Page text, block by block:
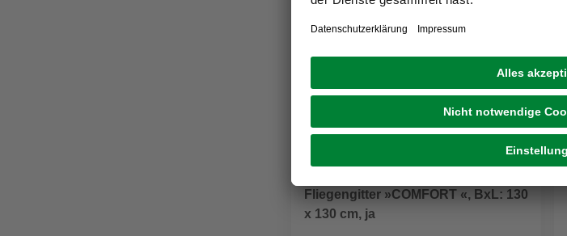
Fliegengitter »COMFORT «, BxL: 130
x 130 cm, ja